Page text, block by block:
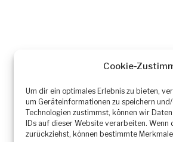
Cookie-
Um dir ein optimales Erlebnis zu bieten,
um Geräteinformationen zu speichern
Technologien zustimmst, können wir
IDs auf dieser Website verarbeiten.
zurückziehst, können bestimmte